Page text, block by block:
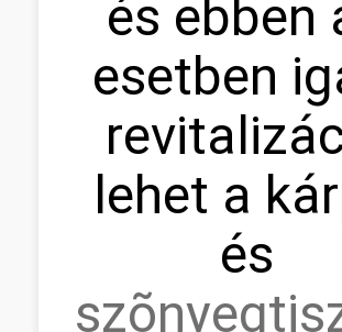
és ebben
esetben
lehet a
és